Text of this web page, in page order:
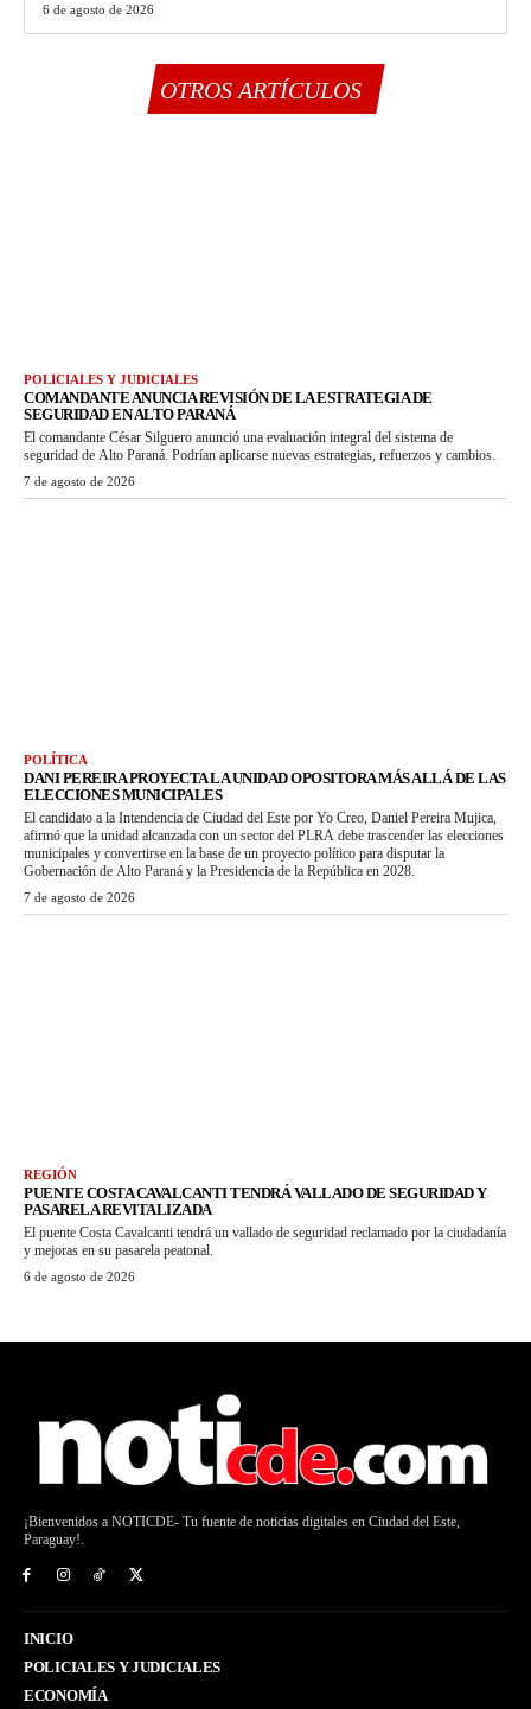
6 de agosto de 2026
OTROS ARTÍCULOS
POLICIALES Y JUDICIALES
COMANDANTE ANUNCIA REVISIÓN DE LA ESTRATEGIA DE
SEGURIDAD EN ALTO PARANÁ
El comandante César Silguero anunció una evaluación integral del sistema de
seguridad de Alto Paraná. Podrían aplicarse nuevas estrategias, refuerzos y cambios.
7 de agosto de 2026
POLÍTICA
DANI PEREIRA PROYECTA LA UNIDAD OPOSITORA MÁS ALLÁ DE LAS
ELECCIONES MUNICIPALES
El candidato a la Intendencia de Ciudad del Este por Yo Creo, Daniel Pereira Mujica,
afirmó que la unidad alcanzada con un sector del PLRA debe trascender las elecciones
municipales y convertirse en la base de un proyecto político para disputar la
Gobernación de Alto Paraná y la Presidencia de la República en 2028.
7 de agosto de 2026
REGIÓN
PUENTE COSTA CAVALCANTI TENDRÁ VALLADO DE SEGURIDAD Y
PASARELA REVITALIZADA
El puente Costa Cavalcanti tendrá un vallado de seguridad reclamado por la ciudadanía
y mejoras en su pasarela peatonal.
6 de agosto de 2026
¡Bienvenidos a NOTICDE- Tu fuente de noticias digitales en Ciudad del Este,
Paraguay!.
INICIO
POLICIALES Y JUDICIALES
ECONOMÍA